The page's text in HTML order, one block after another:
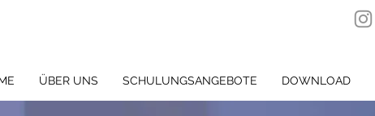
ÜBER UNS SCHULUNGSANGEBOTE DOWNLOAD